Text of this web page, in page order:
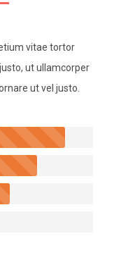
vitae tortor
ut ullamcorper
ut vel justo.